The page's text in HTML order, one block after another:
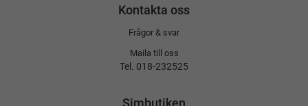
Kontakta oss
Frågor & svar
Maila till oss
Tel. 018-232525
Simbutiken